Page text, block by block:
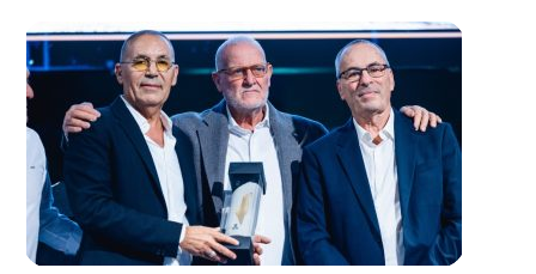
מחוז דרום
ירושלים
תל אביב